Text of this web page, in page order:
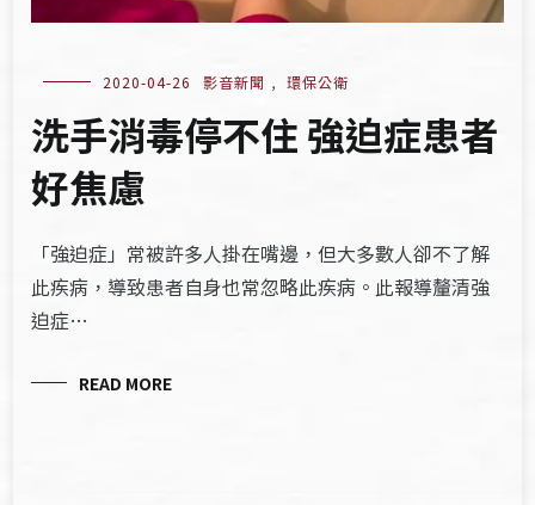
2020-04-26 影音新聞 , 環保公衛
洗手消毒停不住 強迫症患者
好焦慮
「強迫症」常被許多人掛在嘴邊，但大多數人卻不了解
此疾病，導致患者自身也常忽略此疾病。此報導釐清強
迫症…
READ MORE